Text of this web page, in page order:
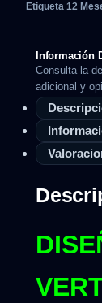
Etiqueta 12
Información
Consulta la
adicional y